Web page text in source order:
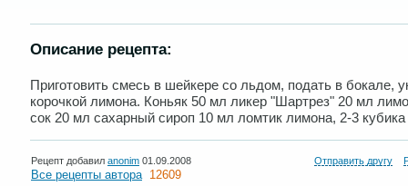
Описание рецепта:
Приготовить смесь в шейкере со льдом, подать в бокале,
корочкой лимона. Коньяк 50 мл ликер "Шартрез" 20 мл
сок 20 мл сахарный сироп 10 мл ломтик лимона, 2-3
Рецепт добавил anonim 01.09.2008 Отправить другу
Все рецепты автора 12609